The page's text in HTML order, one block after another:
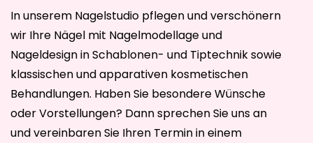
In unserem Nagelstudio pflegen und verschönern
wir Ihre Nägel mit Nagelmodellage und
Nageldesign in Schablonen- und Tiptechnik sowie
klassischen und apparativen kosmetischen
Behandlungen. Haben Sie besondere Wünsche
oder Vorstellungen? Dann sprechen Sie uns an
und vereinbaren Sie Ihren Termin in einem